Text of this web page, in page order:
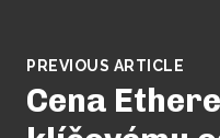
PREVIOUS ARTICLE
Cena